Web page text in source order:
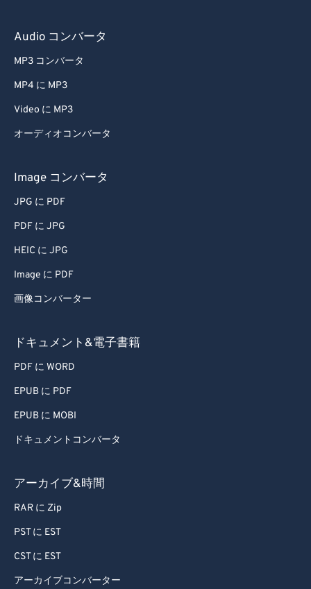
Audio コンバータ
MP3 コンバータ
MP4 に MP3
Video に MP3
オーディオコンバータ
Image コンバータ
JPG に PDF
PDF に JPG
HEIC に JPG
Image に PDF
画像コンバーター
ドキュメント&電子書籍
PDF に WORD
EPUB に PDF
EPUB に MOBI
ドキュメントコンバータ
アーカイブ&時間
RAR に Zip
PST に EST
CST に EST
アーカイブコンバーター